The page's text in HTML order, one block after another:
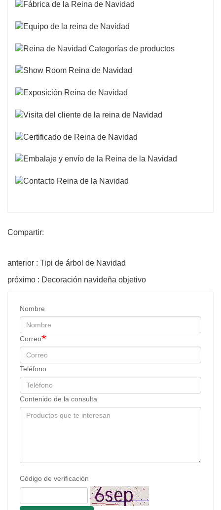
Compartir:
anterior : Tipi de árbol de Navidad
próximo : Decoración navideña objetivo
Nombre
Correo
Teléfono
Contenido de la consulta
Código de verificación